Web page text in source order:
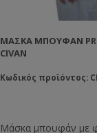
ΜΆΣΚΑ ΜΠΟΥΦΆΝ
CIVAN
Κωδικός προϊόντος:
Μάσκα μπουφάν με